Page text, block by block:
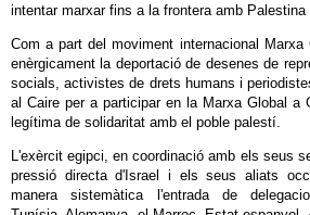
intentar marxar fins a la frontera amb Palestina
Com a part del moviment internacional Marxa
enèrgicament la deportació de desenes de
socials, activistes de drets humans i
al Caire per a participar en la Marxa Global a
legítima de solidaritat amb el poble palestí.
L'exèrcit egipci, en coordinació amb els seus
pressió directa d'Israel i els seus aliats
manera sistemàtica l'entrada de